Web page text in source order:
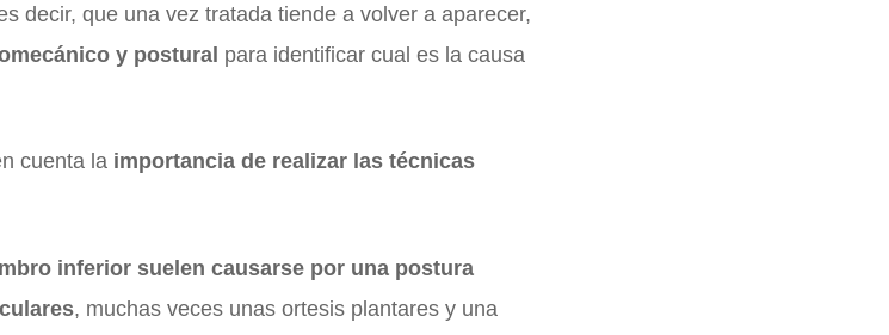
decir, que una vez tratada tiende a volver a aparecer,
y postural para identificar cual es la causa
cuenta la importancia de realizar las técnicas
inferior suelen causarse por una postura
, muchas veces unas ortesis plantares y una